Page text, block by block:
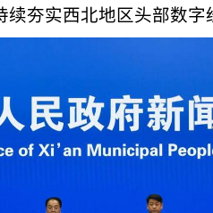
续夯实西北地区头部数字